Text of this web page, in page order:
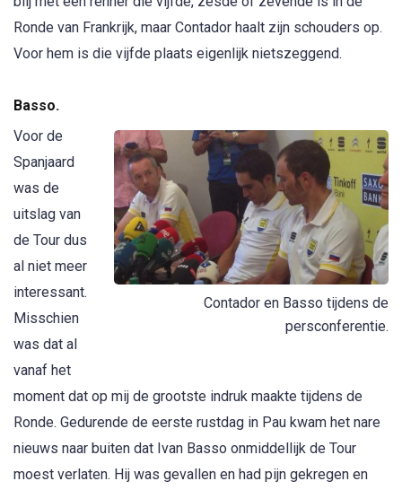
Ronde van Frankrijk, maar Contador haalt zijn schouders op.
Voor hem is die vijfde plaats eigenlijk nietszeggend.
Basso.
Contador en Basso tijdens de
persconferentie.
Voor de
Spanjaard
was de
uitslag van
de Tour dus
al niet meer
interessant.
Misschien
was dat al
vanaf het
moment dat op mij de grootste indruk maakte tijdens de
Ronde. Gedurende de eerste rustdag in Pau kwam het nare
nieuws naar buiten dat Ivan Basso onmiddellijk de Tour
moest verlaten. Hij was gevallen en had pijn gekregen en